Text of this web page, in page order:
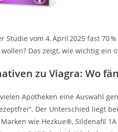
Studie vom 4. April 2025 fast 70
Das zeigt, wie wichtig
zu Viagra: Wo
Apotheken eine Auswahl
Der Unterschied liegt
wie Hezkue®, Sildenafil